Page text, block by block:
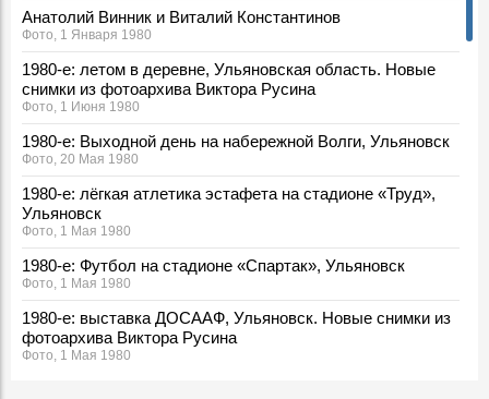
Анатолий Винник и Виталий Константинов
Фото, 1 Января 1980
1980-е: летом в деревне, Ульяновская область. Новые
снимки из фотоархива Виктора Русина
Фото, 1 Июня 1980
1980-е: Выходной день на набережной Волги, Ульяновск
Фото, 20 Мая 1980
1980-е: лёгкая атлетика эстафета на стадионе «Труд»,
Ульяновск
Фото, 1 Мая 1980
1980-е: Футбол на стадионе «Спартак», Ульяновск
Фото, 1 Мая 1980
1980-е: выставка ДОСААФ, Ульяновск. Новые снимки из
фотоархива Виктора Русина
Фото, 1 Мая 1980